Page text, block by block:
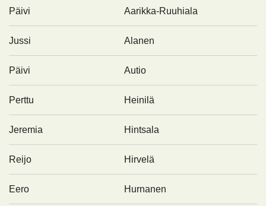
Päivi Aarikka-Ruuhiala
Jussi Alanen
Päivi Autio
Perttu Heinilä
Jeremia Hintsala
Reijo Hirvelä
Eero Hurnanen